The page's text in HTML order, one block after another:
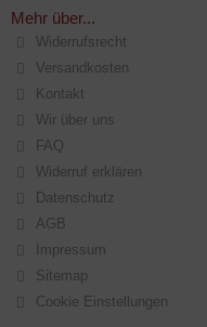
Mehr über...
Widerrufsrecht
Versandkosten
Kontakt
Wir über uns
FAQ
Widerruf erklären
Datenschutz
AGB
Impressum
Sitemap
Cookie Einstellungen